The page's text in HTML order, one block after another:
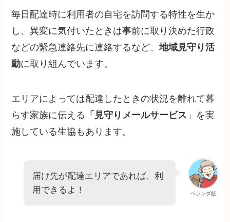
毎日配達時に利用者の自宅を訪問する特性を生か
し、異変に気付いたときは事前に取り決めた行政
などの緊急連絡先に連絡するなど、地域見守り活
動に取り組んでいます。
エリアによっては配達したときの状況を離れて暮
らす家族に伝える 「見守りメールサービス 」を実
施している生協もあります。
ベランダ飯
届け先が配達エリアであれば、利
用できるよ！